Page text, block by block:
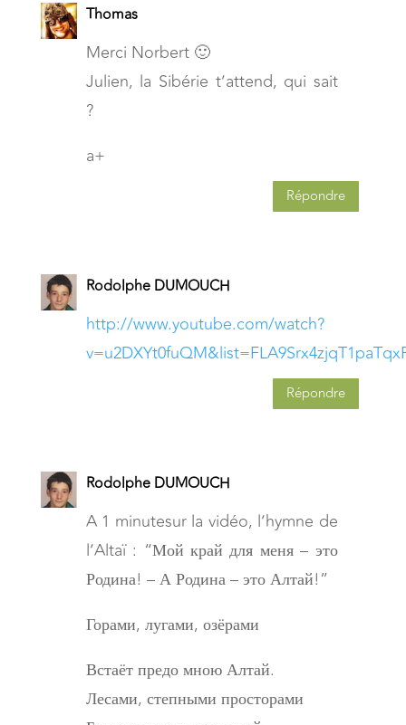
Thomas
Merci Norbert 🙂
Julien, la Sibérie t’attend, qui sait
?
a+
Répondre
Rodolphe DUMOUCH
http://www.youtube.com/watch?
Répondre
Rodolphe DUMOUCH
A 1 minutesur la vidéo, l’hymne de
l’Altaï : “Мой край для меня – это
Родина! – А Родина – это Алтай!”
Горами, лугами, озёрами
Встаёт предо мною Алтай.
Лесами, степными просторами